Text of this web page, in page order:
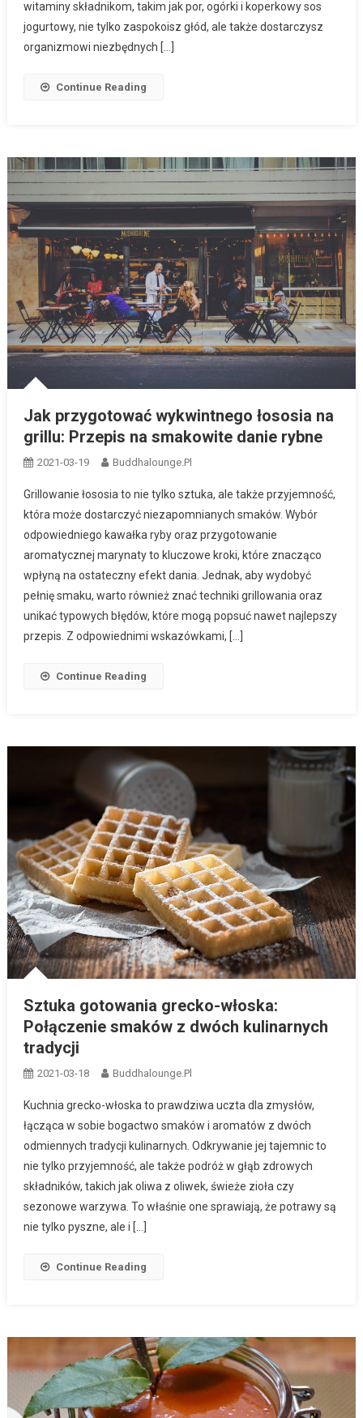
witaminy składnikom, takim jak por, ogórki i koperkowy sos
jogurtowy, nie tylko zaspokoisz głód, ale także dostarczysz
organizmowi niezbędnych […]
Continue Reading
Jak przygotować wykwintnego łososia na
grillu: Przepis na smakowite danie rybne
2021-03-19 Buddhalounge.pl
Grillowanie łososia to nie tylko sztuka, ale także przyjemność,
która może dostarczyć niezapomnianych smaków. Wybór
odpowiedniego kawałka ryby oraz przygotowanie
aromatycznej marynaty to kluczowe kroki, które znacząco
wpłyną na ostateczny efekt dania. Jednak, aby wydobyć
pełnię smaku, warto również znać techniki grillowania oraz
unikać typowych błędów, które mogą popsuć nawet najlepszy
przepis. Z odpowiednimi wskazówkami, […]
Continue Reading
Sztuka gotowania grecko-włoska:
Połączenie smaków z dwóch kulinarnych
tradycji
2021-03-18 Buddhalounge.pl
Kuchnia grecko-włoska to prawdziwa uczta dla zmysłów,
łącząca w sobie bogactwo smaków i aromatów z dwóch
odmiennych tradycji kulinarnych. Odkrywanie jej tajemnic to
nie tylko przyjemność, ale także podróż w głąb zdrowych
składników, takich jak oliwa z oliwek, świeże zioła czy
sezonowe warzywa. To właśnie one sprawiają, że potrawy są
nie tylko pyszne, ale i […]
Continue Reading